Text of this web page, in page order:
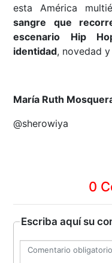
esta América
sangre que
escenario Hip
identidad, novedad y
María Ruth
@sherowiya
0
Escriba aquí su